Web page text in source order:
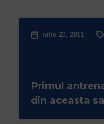
iulie 23, 2011
Primul
din aceasta